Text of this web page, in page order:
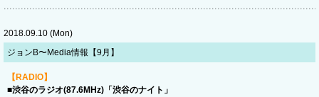
2018.09.10 (Mon)
ジョンB〜Media情報【9月】
【RADIO】
■渋谷のラジオ(87.6MHz)「渋谷のナイト」